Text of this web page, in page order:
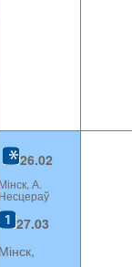
26.02
Мінск, А.
Несцераў
27.03
Мінск,